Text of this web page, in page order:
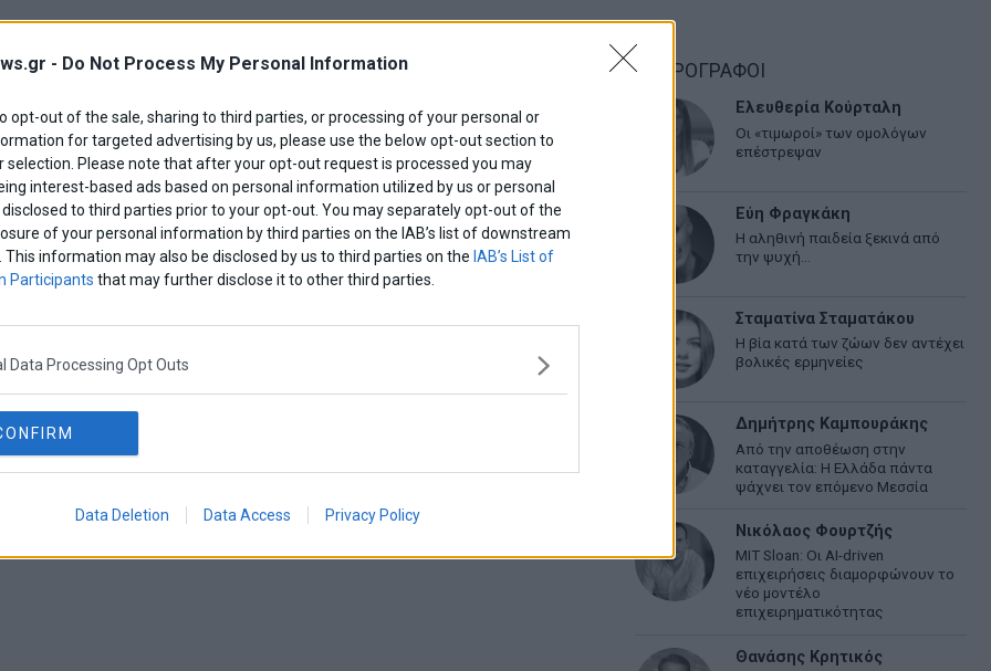
- Do Not Process My Personal Information
opt-out of the sale, sharing to third parties, or processing of your personal or
for targeted advertising by us, please use the below opt-out section to
selection. Please note that after your opt-out request is processed you may
interest-based ads based on personal information utilized by us or personal
to third parties prior to your opt-out. You may separately opt-out of the
of your personal information by third parties on the IAB’s list of downstream
This information may also be disclosed by us to third parties on the IAB’s List of
Participants that may further disclose it to other third parties.
Data Processing Opt Outs
Data Deletion Data Access Privacy Policy
ΑΡΘΡΟΓΡΑΦΟΙ
Ελευθερία Κούρταλη
Οι «τιμωροί» των ομολόγων
επέστρεψαν
Εύη Φραγκάκη
Η αληθινή παιδεία ξεκινά από
την ψυχή…
Σταματίνα Σταματάκου
Η βία κατά των ζώων δεν αντέχει
βολικές ερμηνείες
Δημήτρης Καμπουράκης
Από την αποθέωση στην
καταγγελία: Η Ελλάδα πάντα
ψάχνει τον επόμενο Μεσσία
Νικόλαος Φουρτζής
MIT Sloan: Οι AI-driven
επιχειρήσεις διαμορφώνουν το
νέο μοντέλο
επιχειρηματικότητας
Θανάσης Κρητικός